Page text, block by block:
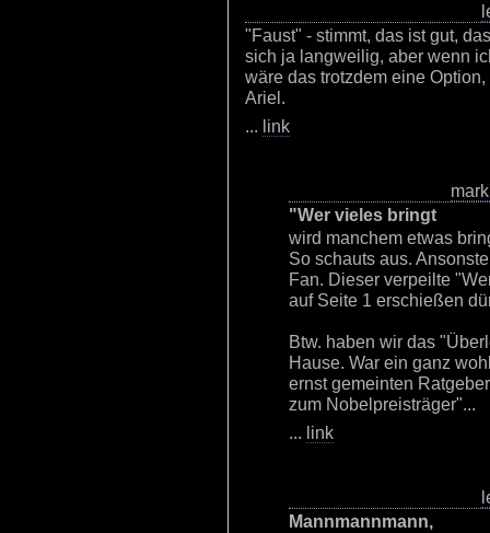
"Faust" - stimmt, das ist gut,
sich ja langweilig, aber wenn
wäre das trotzdem eine
Ariel.
... link
"Wer vieles bringt
wird manchem etwas
So schauts aus.
Fan. Dieser verpeilte
auf Seite 1 erschießen
Btw. haben wir das
Hause. War ein ganz
ernst gemeinten
zum Nobelpreisträger"...
... link
Mannmannmann,